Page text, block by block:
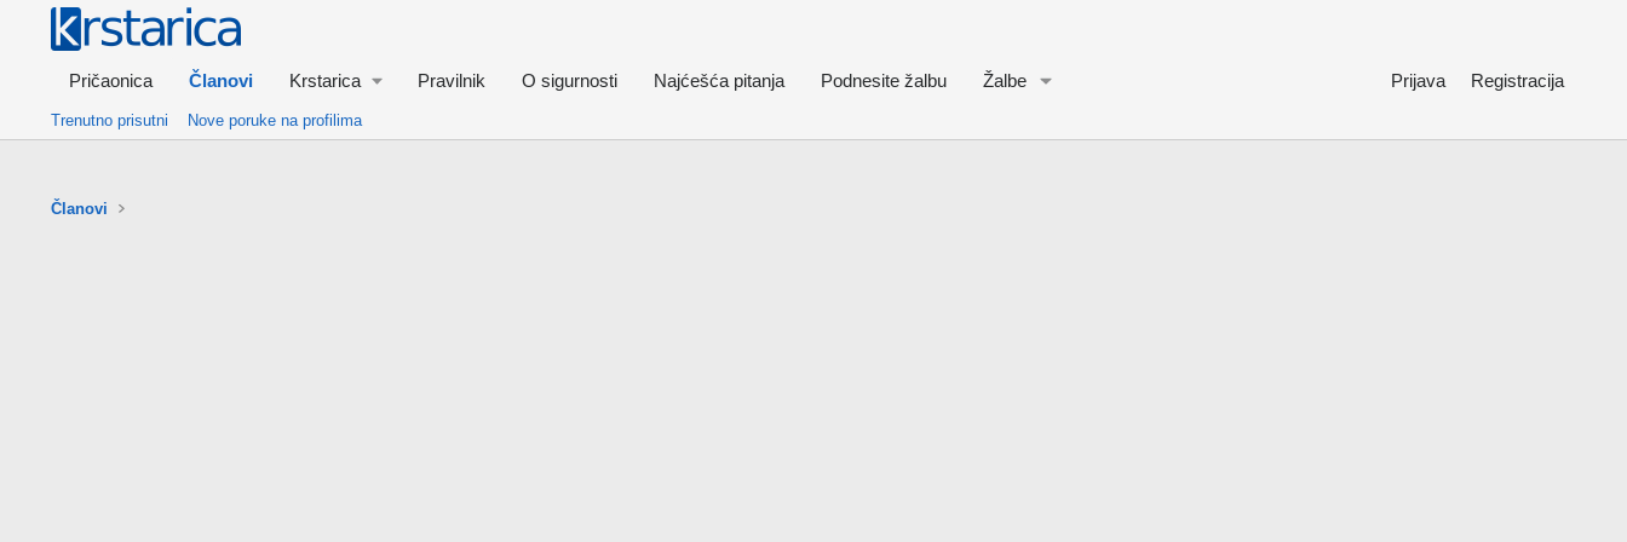
Pričaonica Članovi Krstarica Pravilnik O sigurnosti Najćešća pitanja Podnesite žalbu Žalbe Prijava Registracija
Trenutno prisutni Nove poruke na profilima
Članovi